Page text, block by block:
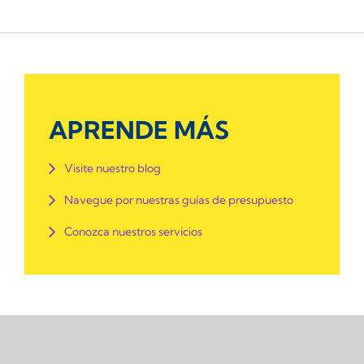
APRENDE MÁS
Visite nuestro blog
Navegue por nuestras guías de presupuesto
Conozca nuestros servicios